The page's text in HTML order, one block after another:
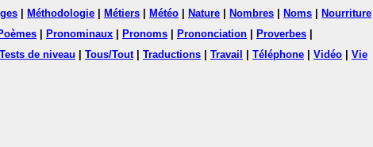
Méthodologie Métiers Météo Nature Nombres Noms
Nourriture
Pronominaux Pronoms Prononciation Proverbes
Tests de niveau Tous/Tout| Traductions Travail Téléphone Vidéo
Vie